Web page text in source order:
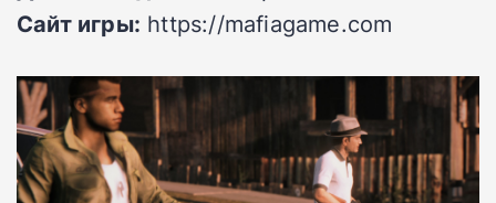
Сайт игры: https://mafiagame.com